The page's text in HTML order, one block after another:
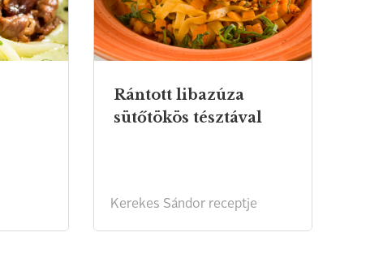
Rántott libazúza
sütőtökös tésztával
Kerekes Sándor receptje